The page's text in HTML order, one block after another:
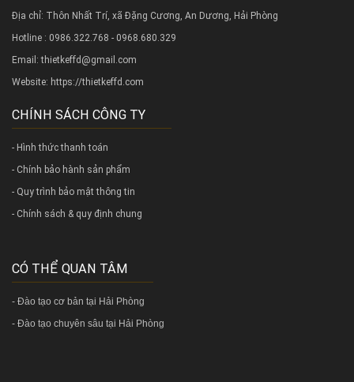
Địa chỉ: Thôn Nhất Trí, xã Đặng Cương, An Dương, Hải Phòng
Hotline : 0986.322.768 - 0968.680.329
Email: thietkeffd@gmail.com
Website: https://thietkeffd.com
CHÍNH SÁCH CÔNG TY
- Hình thức thanh toán
- Chính bảo hành sản phẩm
- Quy trình bảo mật thông tin
- Chính sách & quy định chung
CÓ THỂ QUAN TÂM
- Đào tạo cơ bản tại Hải Phòng
- Đào tạo chuyên sâu tại Hải Phòng